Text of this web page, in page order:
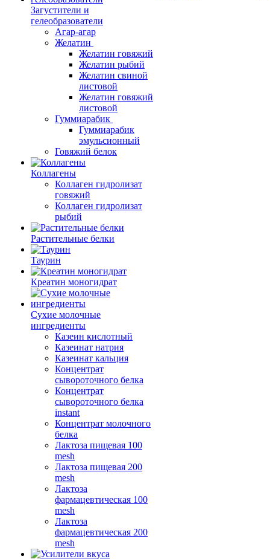
Загустители и
гелеобразователи
Агар-агар
Желатин
Желатин говяжий
Желатин рыбий
Желатин свиной
листовой
Желатин говяжий
листовой
Гуммиарабик
Гуммиарабик
эмульсионный
Говяжий белок
Коллагены
Коллаген гидролизат
говяжий
Коллаген гидролизат
рыбий
Растительные белки
Таурин
Креатин моногидрат
Сухие молочные
ингредиенты
Казеин кислотный
Казеинат натрия
Казеинат кальция
Концентрат
сывороточного белка
Концентрат
сывороточного белка
instant
Концентрат молочного
белка
Лактоза пищевая 100
mesh
Лактоза пищевая 200
mesh
Лактоза
фармацевтическая 100
mesh
Лактоза
фармацевтическая 200
mesh